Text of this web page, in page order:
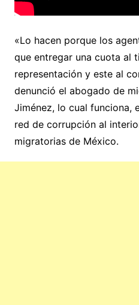
«Lo hacen porque los
que entregar una cuota al
representación y este al
denunció el abogado de
Jiménez, lo cual funciona,
red de corrupción al
migratorias de México.